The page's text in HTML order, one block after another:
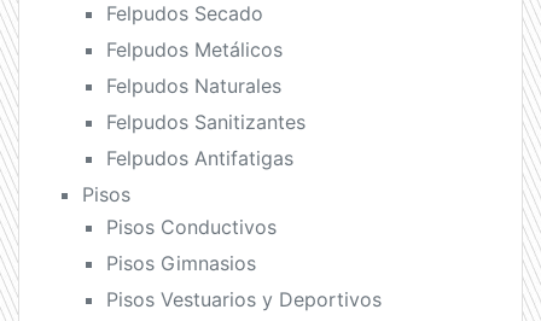
Felpudos Secado
Felpudos Metálicos
Felpudos Naturales
Felpudos Sanitizantes
Felpudos Antifatigas
Pisos
Pisos Conductivos
Pisos Gimnasios
Pisos Vestuarios y Deportivos